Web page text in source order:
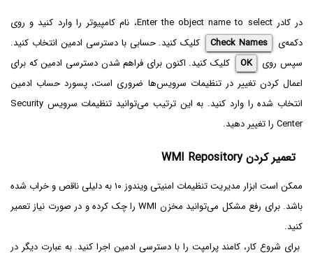
در کادر Enter the object name to select، نام کامپیوتر را وارد کنید و روی
دکمه‌ی
Check Names
کلیک کنید. حسابی با دسترسی ادمین انتخاب کنید.
سپس روی
OK
کلیک کنید. اکنون برای فراهم شدن دسترسی ادمین که برای
اعمال کردن تغییر در تنظیمات سرویس‌ها ضروری است، پسورد حساب ادمین
انتخاب شده را وارد کنید. به این ترتیب می‌توانید تنظیمات سرویس Security
Center را تغییر دهید.
تعمیر کردن WMI Repository
ممکن است ابزار مدیریت تنظیمات امنیتی ویندوز ۱۰ به دلیلی ناقص و خراب شده
باشد. برای رفع مشکل می‌توانید مخزن WMI را چک کرده و در صورت نیاز تعمیر
کنید.
برای شروع کار، کامند پرامپت را با دسترسی ادمین اجرا کنید. به عبارت دیگر در